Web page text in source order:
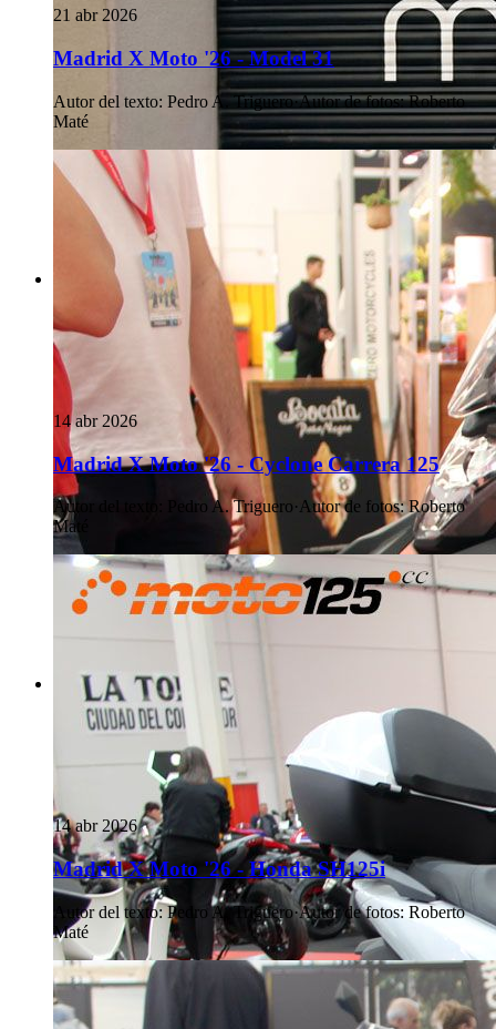
21 abr 2026
Madrid X Moto '26 - Model 31
Autor del texto: Pedro A. Triguero·Autor de fotos: Roberto
Maté
14 abr 2026
Madrid X Moto '26 - Cyclone Carrera 125
Autor del texto Pedro A. Triguero· Autor de fotos: Roberto
Maté
14 abr 2026
Madrid X Moto '26 - Honda SH125i
Autor del texto: Pedro A. Triguero·Autor de fotos: Roberto
Maté